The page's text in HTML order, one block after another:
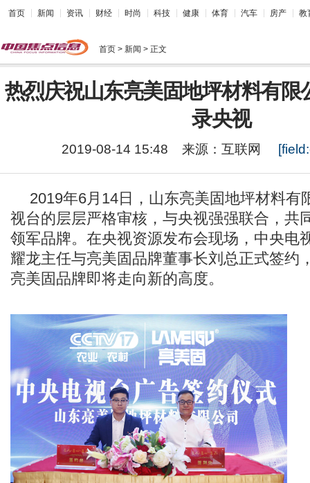
首页 新闻 资讯 财经 时尚 科技 健康 体育 汽车 房产 教
首页 > 新闻 > 正文
热烈庆祝山东亮美固地坪材料有限
录央视
2019-08-14 15:48 来源： 互联网
2019年6月14日，山东亮美固地坪材料有
视台的层层严格审核，与央视强强联合，共
领军品牌。在央视资源发布会现场，中央电
耀龙主任与亮美固品牌董事长刘总正式签约
亮美固品牌即将走向新的高度。